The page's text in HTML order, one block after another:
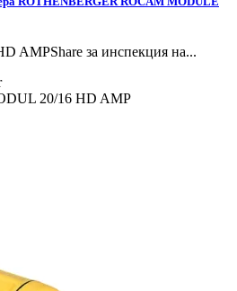
AMPShare за инспекция на...
20/16 HD AMP